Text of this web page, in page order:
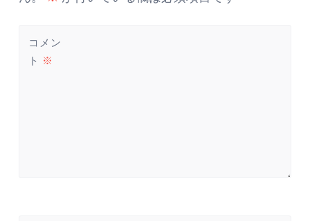
ー
シ
ョ
ン
コメン
ト ※